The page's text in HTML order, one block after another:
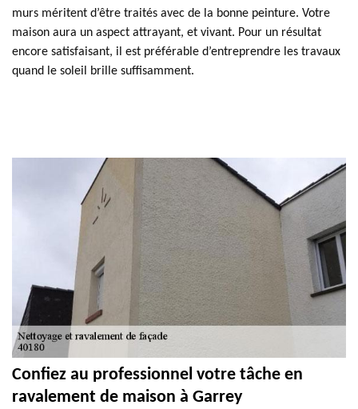
murs méritent d’être traités avec de la bonne peinture. Votre
maison aura un aspect attrayant, et vivant. Pour un résultat
encore satisfaisant, il est préférable d’entreprendre les travaux
quand le soleil brille suffisamment.
Confiez au professionnel votre tâche en
ravalement de maison à Garrey